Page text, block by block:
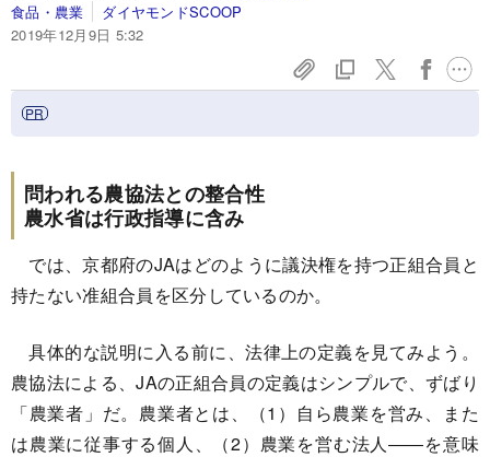
食品・農業
ダイヤモンドSCOOP
2019年12月9日 5:32
問われる農協法との整合性
農水省は行政指導に含み
では、京都府のJAはどのように議決権を持つ正組合員と
持たない准組合員を区分しているのか。
具体的な説明に入る前に、法律上の定義を見てみよう。
農協法による、JAの正組合員の定義はシンプルで、ずばり
「農業者」だ。農業者とは、（1）自ら農業を営み、また
は農業に従事する個人、（2）農業を営む法人――を意味